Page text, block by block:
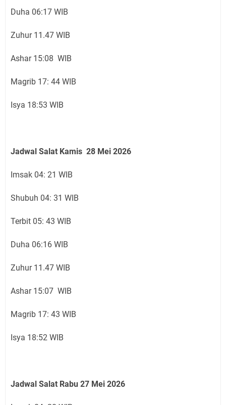
Duha 06:17 WIB
Zuhur 11.47 WIB
Ashar 15:08 WIB
Magrib 17: 44 WIB
Isya 18:53 WIB
Jadwal Salat Kamis 28 Mei 2026
Imsak 04: 21 WIB
Shubuh 04: 31 WIB
Terbit 05: 43 WIB
Duha 06:16 WIB
Zuhur 11.47 WIB
Ashar 15:07 WIB
Magrib 17: 43 WIB
Isya 18:52 WIB
Jadwal Salat Rabu 27 Mei 2026